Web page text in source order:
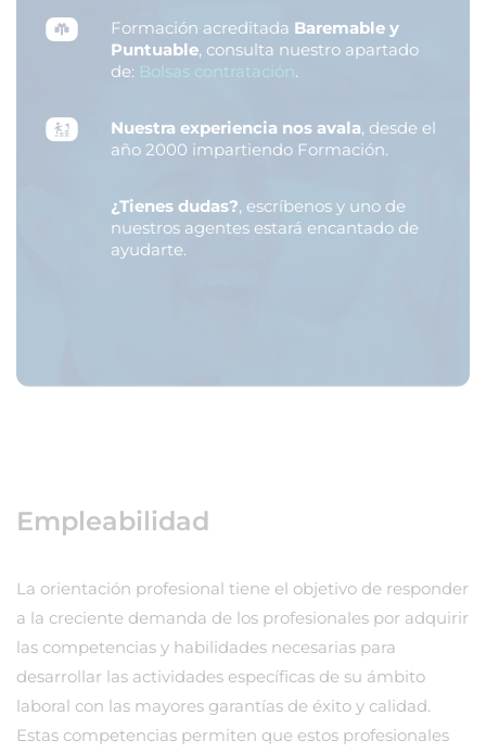
Formación acreditada Baremable y
Puntuable, consulta nuestro apartado
de: Bolsas contratación.
Nuestra experiencia nos avala, desde el
año 2000 impartiendo Formación.
¿Tienes dudas?, escríbenos y uno de
nuestros agentes estará encantado de
ayudarte.
Empleabilidad
La orientación profesional tiene el objetivo de responder
a la creciente demanda de los profesionales por adquirir
las competencias y habilidades necesarias para
desarrollar las actividades específicas de su ámbito
laboral con las mayores garantías de éxito y calidad.
Estas competencias permiten que estos profesionales